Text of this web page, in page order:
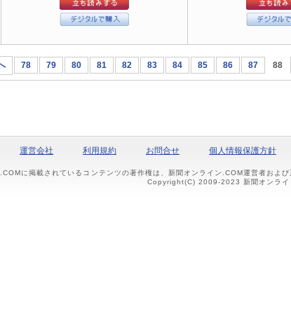
78 79 80 81 82 83 84 85 86 87 88
運営会社 利用規約 お問合せ 個人情報保護方針
に掲載されているコンテンツの著作権は、新聞オンライン.COM運営者およ
Copyright(C) 2009-2023 新聞オンラ